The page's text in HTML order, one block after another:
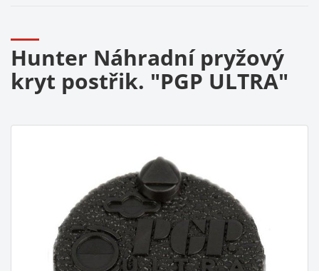
Hunter Náhradní pryžový
kryt postřik. "PGP ULTRA"